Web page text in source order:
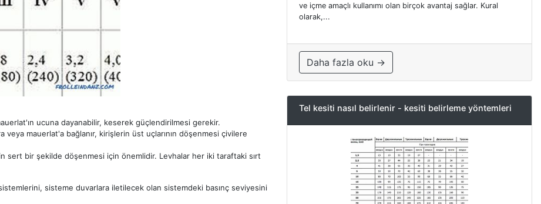
ucuna dayanabilir, keserek güçlendirilmesi gerekir.
mauerlat'a bağlanır, kirişlerin üst uçlarının döşenmesi çivilere
sert bir şekilde döşenmesi için önemlidir. Levhalar her iki taraftaki sırt
sisteme duvarlara iletilecek olan sistemdeki basınç seviyesini
ve içme amaçlı kullanımı olan birçok avantaj sağlar. Kural
olarak,...
Daha fazla oku →
Tel kesiti nasıl belirlenir - kesiti belirleme yöntemleri